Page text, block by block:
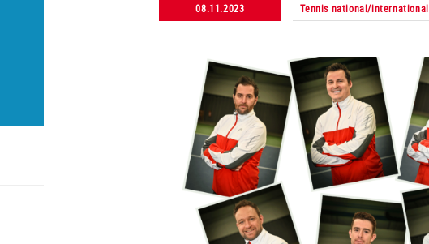
08.11.2023 Tennis national/international